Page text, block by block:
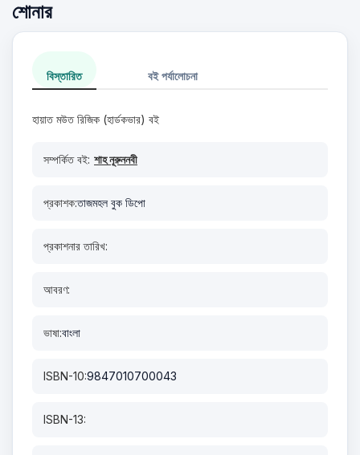
শোনার
বিস্তারিত বই পর্যালোচনা
হায়াত মউত রিজিক (হার্ডকভার) বই
সম্পর্কিত বই: শাহ নূরুননবী
প্রকাশক:তাজমহল বুক ডিপো
প্রকাশনার তারিখ:
আবরণ:
ভাষা:বাংলা
ISBN-10:9847010700043
ISBN-13: